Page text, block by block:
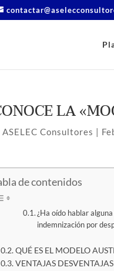
LA
ASELEC Consultores |
de contenidos
¿Ha oído hablar
indemnización por
QUÉ ES EL MODELO
VENTAJAS